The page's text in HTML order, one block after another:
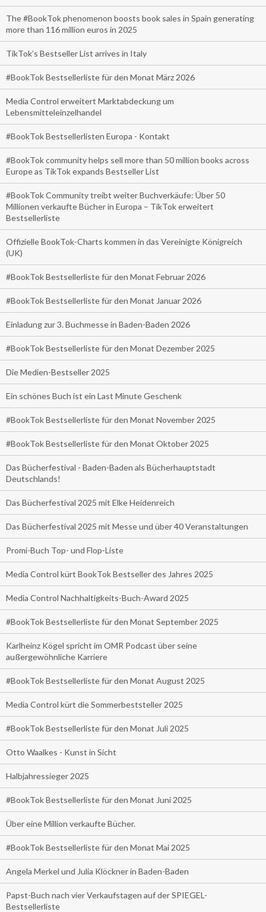
The #BookTok phenomenon boosts book sales in Spain generating
more than 116 million euros in 2025
TikTok’s Bestseller List arrives in Italy
#BookTok Bestsellerliste für den Monat März 2026
Media Control erweitert Marktabdeckung um
Lebensmitteleinzelhandel
#BookTok Bestsellerlisten Europa - Kontakt
#BookTok community helps sell more than 50 million books across
Europe as TikTok expands Bestseller List
#BookTok Community treibt weiter Buchverkäufe: Über 50
Millionen verkaufte Bücher in Europa – TikTok erweitert
Bestsellerliste
Offizielle BookTok-Charts kommen in das Vereinigte Königreich
(UK)
#BookTok Bestsellerliste für den Monat Februar 2026
#BookTok Bestsellerliste für den Monat Januar 2026
Einladung zur 3. Buchmesse in Baden-Baden 2026
#BookTok Bestsellerliste für den Monat Dezember 2025
Die Medien-Bestseller 2025
Ein schönes Buch ist ein Last Minute Geschenk
#BookTok Bestsellerliste für den Monat November 2025
#BookTok Bestsellerliste für den Monat Oktober 2025
Das Bücherfestival - Baden-Baden als Bücherhauptstadt
Deutschlands!
Das Bücherfestival 2025 mit Elke Heidenreich
Das Bücherfestival 2025 mit Messe und über 40 Veranstaltungen
Promi-Buch Top- und Flop-Liste
Media Control kürt BookTok Bestseller des Jahres 2025
Media Control Nachhaltigkeits-Buch-Award 2025
#BookTok Bestsellerliste für den Monat September 2025
Karlheinz Kögel spricht im OMR Podcast über seine
außergewöhnliche Karriere
#BookTok Bestsellerliste für den Monat August 2025
Media Control kürt die Sommerbeststeller 2025
#BookTok Bestsellerliste für den Monat Juli 2025
Otto Waalkes - Kunst in Sicht
Halbjahressieger 2025
#BookTok Bestsellerliste für den Monat Juni 2025
Über eine Million verkaufte Bücher.
#BookTok Bestsellerliste für den Monat Mai 2025
Angela Merkel und Julia Klöckner in Baden-Baden
Papst-Buch nach vier Verkaufstagen auf der SPIEGEL-
Bestsellerliste